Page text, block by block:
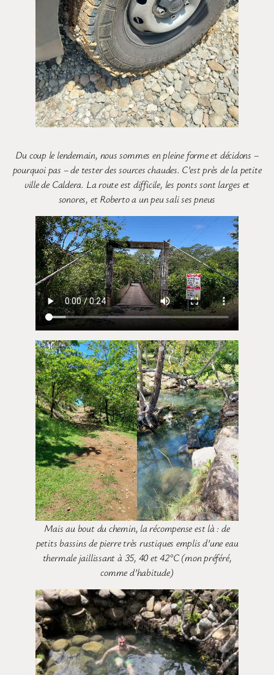
Du coup le lendemain, nous sommes en pleine forme et décidons –
pourquoi pas – de tester des sources chaudes. C’est près de la petite
ville de Caldera. La route est difficile, les ponts sont larges et
sonores, et Roberto a un peu sali ses pneus
Mais au bout du chemin, la récompense est là : de
petits bassins de pierre très rustiques emplis d’une eau
thermale jaillissant à 35, 40 et 42°C (mon préféré,
comme d’habitude)